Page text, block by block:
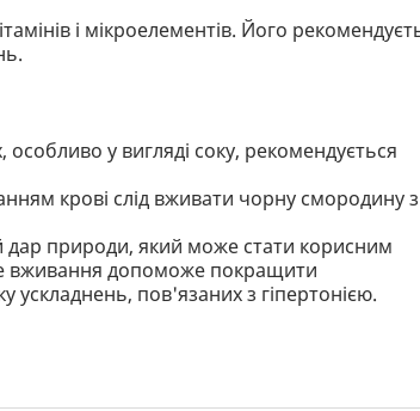
і мікроелементів. Його
у вигляді соку, рекомендується
крові слід вживати чорну смородину з
природи, який може стати корисним
вживання допоможе покращити
ускладнень, пов'язаних з гіпертонією.